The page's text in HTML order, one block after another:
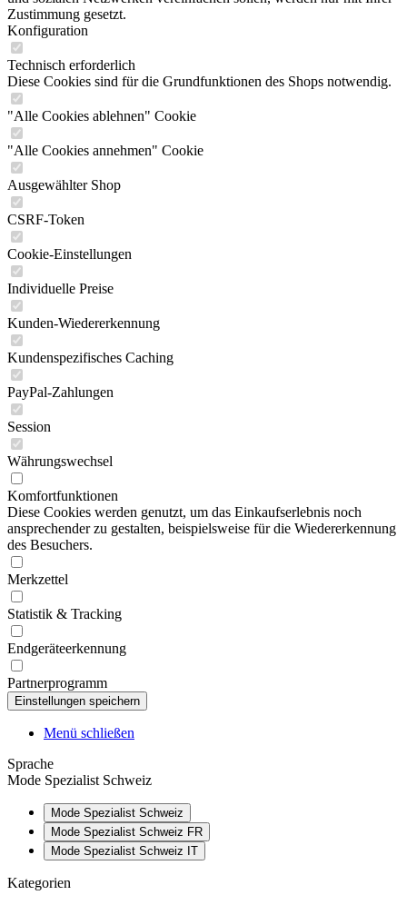
Zustimmung gesetzt.
Konfiguration
Technisch erforderlich
Diese Cookies sind für die Grundfunktionen des Shops notwendig.
"Alle Cookies ablehnen" Cookie
"Alle Cookies annehmen" Cookie
Ausgewählter Shop
CSRF-Token
Cookie-Einstellungen
Individuelle Preise
Kunden-Wiedererkennung
Kundenspezifisches Caching
PayPal-Zahlungen
Session
Währungswechsel
Komfortfunktionen
Diese Cookies werden genutzt, um das Einkaufserlebnis noch
ansprechender zu gestalten, beispielsweise für die Wiedererkennung
des Besuchers.
Merkzettel
Statistik & Tracking
Endgeräteerkennung
Partnerprogramm
Menü schließen
Sprache
Mode Spezialist Schweiz
Mode Spezialist Schweiz
Mode Spezialist Schweiz FR
Mode Spezialist Schweiz IT
Kategorien